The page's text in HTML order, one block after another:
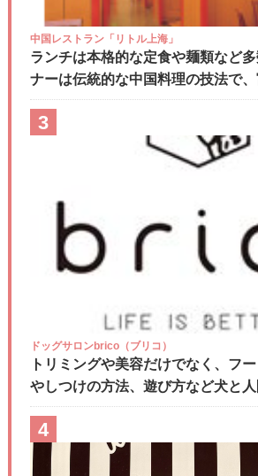
中国レストラン「リトル上海」
ランチは本格的な定食や麺類など
ナーは伝統的な中国料理の技法で
3
ドッグサロンbrico（ブリコ）
トリミングや美容だけでなく、フ
やしつけの方法、遊び方など犬と
4